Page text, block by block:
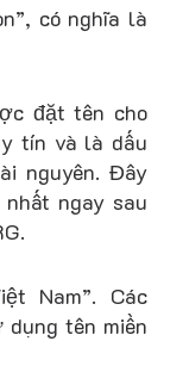
có nghĩa là
đặt tên cho
tín và là dấu
nguyên. Đây
ngay sau
Nam”. Các
tên miền